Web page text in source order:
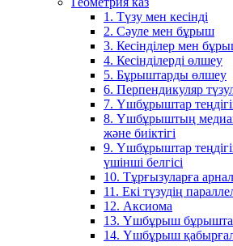
1. Түзу мен кесінді
2. Сәуле мен бұрыш
3. Кесінділер мен
4. Кесінділерді өлшеу
5. Бұрыштарды өлшеу
6. Перпендикуляр
7. Үшбұрыштар
8. Үшбұрыштың
және биіктігі
9. Үшбұрыштар
үшінші белгісі
10. Тұрғызуларға
11. Екі түзудің
12. Аксиома
13. Үшбұрыш
14. Үшбұрыш